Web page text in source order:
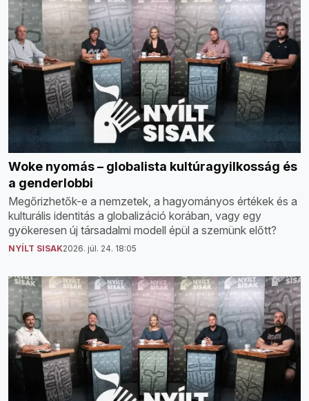
Woke nyomás – globalista kultúragyilkosság és
a genderlobbi
Megőrizhetők-e a nemzetek, a hagyományos értékek és a
kulturális identitás a globalizáció korában, vagy egy
gyökeresen új társadalmi modell épül a szemünk előtt?
NYÍLT SISAK2026. júl. 24. 18:05